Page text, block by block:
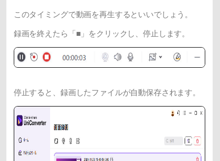
このタイミングで動画を再生するといいでしょう。
録画を終えたら「■」をクリックし、停止します。
停止すると、録画したファイルが自動保存されます。